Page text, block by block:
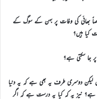
بھائی کی وفات پر بہن کے سوگ کے
کیا ہیں؟
جا سکتی ہے؟
دوسری طرف یہ بھی ہے کہ یہ دنیا
نیز یہ کہ کیا یہ درست ہے کہ اگر